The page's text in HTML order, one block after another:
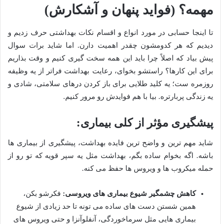
مهمه؟ (فواید پنهان و آشکارش)
تا اینجا حسابی در مورد انواع و اقسام نکات بهداشتی حرف زدیم و
دیدیم که هر کدومشون چقدر اهمیت دارن. اما شاید برات سوال
پیش بیاد که اصلاً چرا باید این همه سخت گیری کنیم و وقت بذاریم
برای این کارها؟ راستشو بخوای، رعایت بهداشت فراتر از یه وظیفه
روزمره ست؛ یه کلید طلایی برای باز کردن درهای سلامتی، شادی و
یه زندگی پربارتره. بیا با هم فوایدش رو مرور کنیم.
پیشگیری مؤثر از کلی بیماری:
شاید مهم ترین و واضح ترین فایده بهداشت، پیشگیری از بیماری ها
باشه. اگه بخوام ساده بگم، بهداشت مثل یه سپر قویه که تو رو از
حمله میکروب ها و ویروس ها حفظ می کنه.
کاهش چشمگیر شیوع بیماری های ویروسی: فکرشو بکن،
همین شستن دست های ساده می تونه تا حد زیادی از شیوع
بیماری هایی مثل سرماخوردگی، آنفلوآنزا و حتی ویروس های